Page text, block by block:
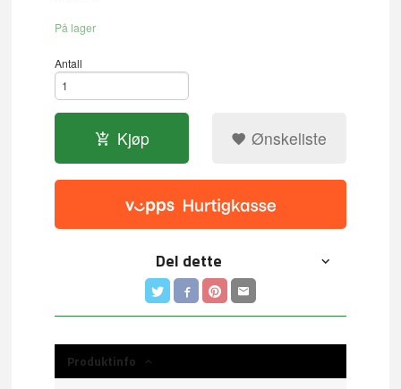
På lager
Antall
Kjøp Ønskeliste
Del dette
Produktinfo